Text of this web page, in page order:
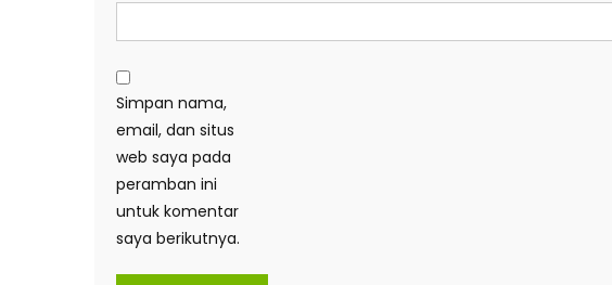
Simpan nama,
email, dan situs
web saya pada
peramban ini
untuk komentar
saya berikutnya.